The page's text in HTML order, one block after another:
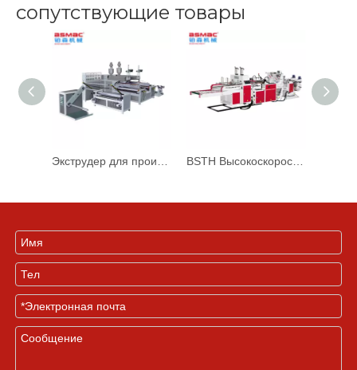
сопутствующие товары